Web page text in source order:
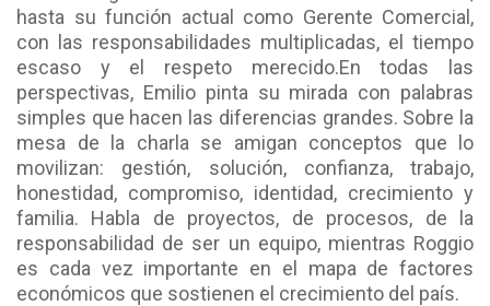
hasta su función actual como Gerente Comercial,
con las responsabilidades multiplicadas, el tiempo
escaso y el respeto merecido.En todas las
perspectivas, Emilio pinta su mirada con palabras
simples que hacen las diferencias grandes. Sobre la
mesa de la charla se amigan conceptos que lo
movilizan: gestión, solución, confianza, trabajo,
honestidad, compromiso, identidad, crecimiento y
familia. Habla de proyectos, de procesos, de la
responsabilidad de ser un equipo, mientras Roggio
es cada vez importante en el mapa de factores
económicos que sostienen el crecimiento del país.